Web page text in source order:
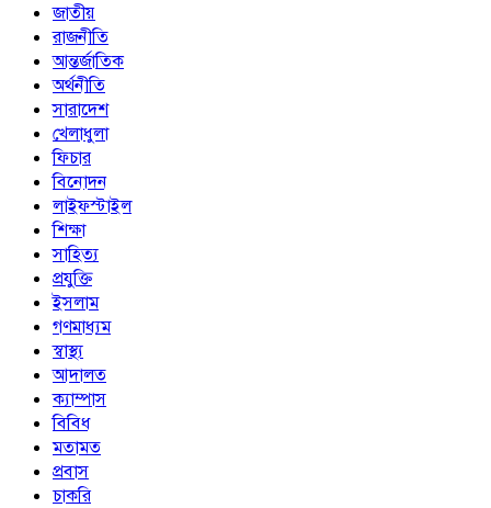
জাতীয়
রাজনীতি
আন্তর্জাতিক
অর্থনীতি
সারাদেশ
খেলাধুলা
ফিচার
বিনোদন
লাইফস্টাইল
শিক্ষা
সাহিত্য
প্রযুক্তি
ইসলাম
গণমাধ্যম
স্বাস্থ্য
আদালত
ক্যাম্পাস
বিবিধ
মতামত
প্রবাস
চাকরি